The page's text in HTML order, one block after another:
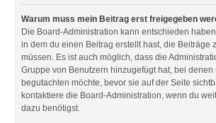
Warum muss mein Beitrag erst freigegeben
Die Board-Administration kann entschieden
in dem du einen Beitrag erstellt hast, die Beiträge
müssen. Es ist auch möglich, dass die
Gruppe von Benutzern hinzugefügt hat, bei
begutachten möchte, bevor sie auf der Seite
kontaktiere die Board-Administration, wenn du
dazu benötigst.